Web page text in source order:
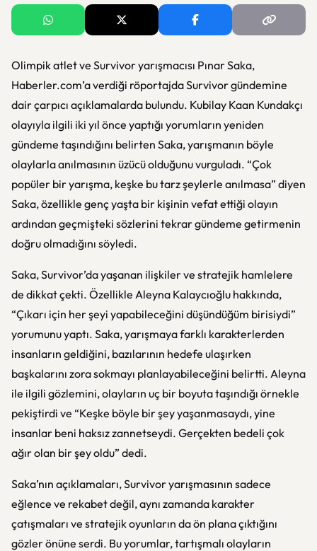
Olimpik atlet ve Survivor yarışmacısı Pınar Saka,
Haberler.com’a verdiği röportajda Survivor gündemine
dair çarpıcı açıklamalarda bulundu. Kubilay Kaan Kundakçı
olayıyla ilgili iki yıl önce yaptığı yorumların yeniden
gündeme taşındığını belirten Saka, yarışmanın böyle
olaylarla anılmasının üzücü olduğunu vurguladı. “Çok
popüler bir yarışma, keşke bu tarz şeylerle anılmasa” diyen
Saka, özellikle genç yaşta bir kişinin vefat ettiği olayın
ardından geçmişteki sözlerini tekrar gündeme getirmenin
doğru olmadığını söyledi.
Saka, Survivor’da yaşanan ilişkiler ve stratejik hamlelere
de dikkat çekti. Özellikle Aleyna Kalaycıoğlu hakkında,
“Çıkarı için her şeyi yapabileceğini düşündüğüm birisiydi”
yorumunu yaptı. Saka, yarışmaya farklı karakterlerden
insanların geldiğini, bazılarının hedefe ulaşırken
başkalarını zora sokmayı planlayabileceğini belirtti. Aleyna
ile ilgili gözlemini, olayların uç bir boyuta taşındığı örnekle
pekiştirdi ve “Keşke böyle bir şey yaşanmasaydı, yine
insanlar beni haksız zannetseydi. Gerçekten bedeli çok
ağır olan bir şey oldu” dedi.
Saka’nın açıklamaları, Survivor yarışmasının sadece
eğlence ve rekabet değil, aynı zamanda karakter
çatışmaları ve stratejik oyunların da ön plana çıktığını
gözler önüne serdi. Bu yorumlar, tartışmalı olayların